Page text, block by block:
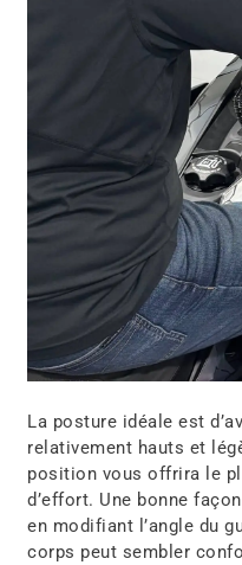
La posture idéale est
relativement hauts et
position vous offrira le
d’effort. Une bonne
en modifiant l’angle du
corps peut sembler